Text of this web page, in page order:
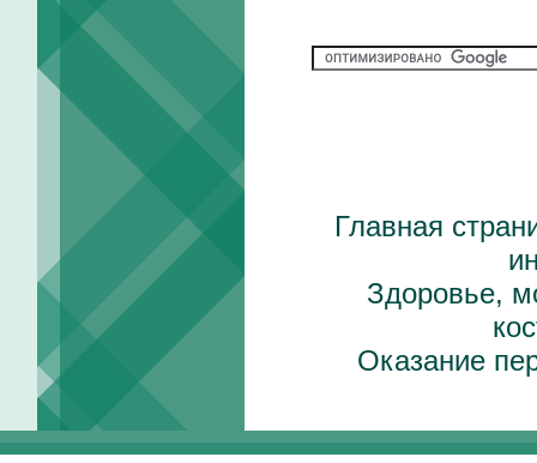
Главная
Здоровье,
Оказание